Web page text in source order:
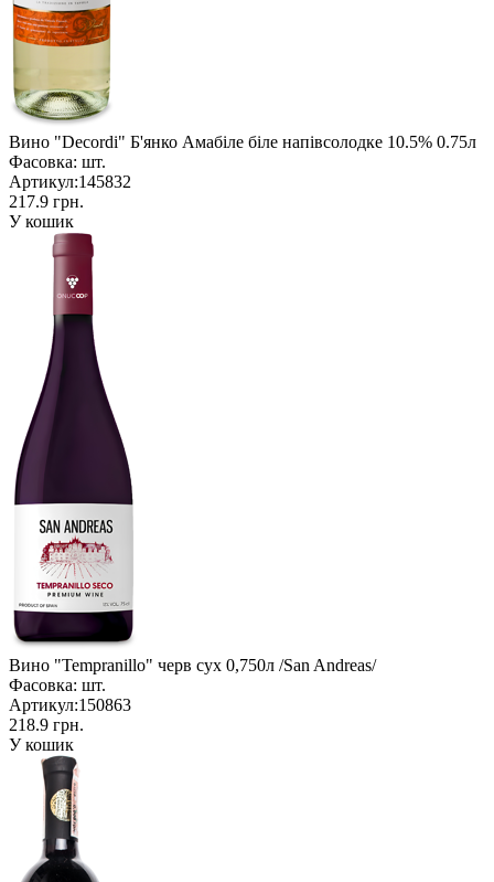
Вино "Decordi" Б'янко Амабіле біле напівсолодке 10.5% 0.75л
Фасовка: шт.
Артикул:145832
217.9 грн.
У кошик
Вино "Tempranillo" черв сух 0,750л /San Andreas/
Фасовка: шт.
Артикул:150863
218.9 грн.
У кошик